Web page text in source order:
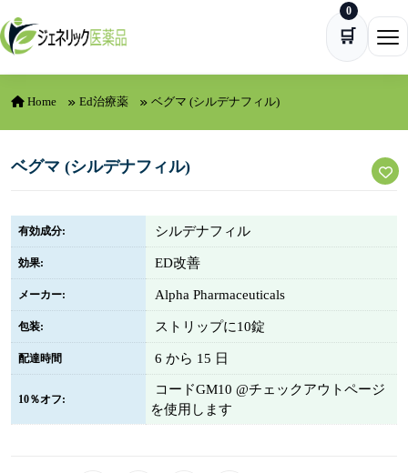
Skip to content
🛒
0
Home Ed治療薬 ベグマ (シルデナフィル)
ベグマ (シルデナフィル)
有効成分: シルデナフィル
効果: ED改善
メーカー: Alpha Pharmaceuticals
包装: ストリップに10錠
配達時間 6 から 15 日
10％オフ:
コードGM10 @チェックアウトページ
を使用します